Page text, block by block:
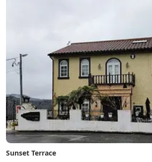
Sunset Terrace